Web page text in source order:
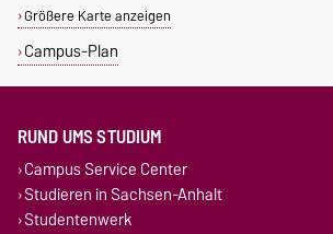
Größere Karte anzeigen
Campus-Plan
RUND UMS STUDIUM
Campus Service Center
Studieren in Sachsen-Anhalt
Studentenwerk